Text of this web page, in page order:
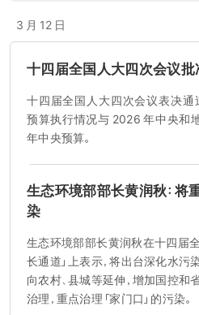
3 月 12 日
十四届全国人大四次会议
十四届全国人大四次会议表决
预算执行情况与 2026 年中央和
年中央预算。
生态环境部部长黄润秋：将
染
生态环境部部长黄润秋在十四届
长通道」上表示，将出台深化水污
向农村、县城等延伸，增加国控和
治理，重点治理「家门口」的污染。